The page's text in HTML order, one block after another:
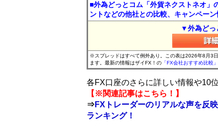
■外為どっとコム「外貨ネクストネオ」
ントなどの他社との比較、キャンペー
▼外為どっ
※スプレッドはすべて例外あり。この表は2026年8月3
ます。最新の情報はザイFX！の 「FX会社おすすめ比較」
各FX口座のさらに詳しい情報や10
【※関連記事はこちら！】
⇒FXトレーダーのリアルな声を反
ランキング！